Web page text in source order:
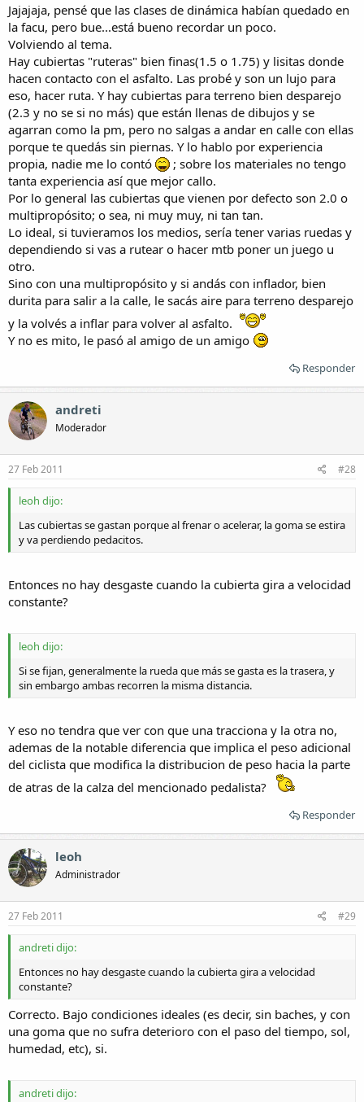
Jajajaja, pensé que las clases de dinámica habían quedado en
la facu, pero bue...está bueno recordar un poco.
Volviendo al tema.
Hay cubiertas "ruteras" bien finas(1.5 o 1.75) y lisitas donde
hacen contacto con el asfalto. Las probé y son un lujo para
eso, hacer ruta. Y hay cubiertas para terreno bien desparejo
(2.3 y no se si no más) que están llenas de dibujos y se
agarran como la pm, pero no salgas a andar en calle con ellas
porque te quedás sin piernas. Y lo hablo por experiencia
propia, nadie me lo contó
; sobre los materiales no tengo
tanta experiencia así que mejor callo.
Por lo general las cubiertas que vienen por defecto son 2.0 o
multipropósito; o sea, ni muy muy, ni tan tan.
Lo ideal, si tuvieramos los medios, sería tener varias ruedas y
dependiendo si vas a rutear o hacer mtb poner un juego u
otro.
Sino con una multipropósito y si andás con inflador, bien
durita para salir a la calle, le sacás aire para terreno desparejo
y la volvés a inflar para volver al asfalto.
Y no es mito, le pasó al amigo de un amigo
Responder
andreti
Moderador
27 Feb 2011 #28
leoh dijo:
Las cubiertas se gastan porque al frenar o acelerar, la goma se estira
y va perdiendo pedacitos.
Entonces no hay desgaste cuando la cubierta gira a velocidad
constante?
leoh dijo:
Si se fijan, generalmente la rueda que más se gasta es la trasera, y
sin embargo ambas recorren la misma distancia.
Y eso no tendra que ver con que una tracciona y la otra no,
ademas de la notable diferencia que implica el peso adicional
del ciclista que modifica la distribucion de peso hacia la parte
de atras de la calza del mencionado pedalista?
Responder
leoh
Administrador
27 Feb 2011 #29
andreti dijo:
Entonces no hay desgaste cuando la cubierta gira a velocidad
constante?
Correcto. Bajo condiciones ideales (es decir, sin baches, y con
una goma que no sufra deterioro con el paso del tiempo, sol,
humedad, etc), si.
andreti dijo: